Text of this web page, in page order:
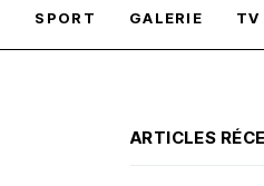
SPORT GALERIE TV
ARTICLES